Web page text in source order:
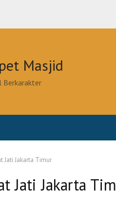
Masjid
Berkarakter
Jati Jakarta Timur
Jati Jakarta